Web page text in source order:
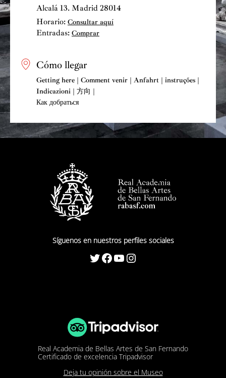
Alcalá 13. Madrid 28014
Horario: Consultar aquí
Entradas: Comprar
Cómo llegar
Getting here | Comment venir | Anfahrt | instruções |
Indicazioni | 方向 |
Как добраться
Síguenos en nuestros perfiles sociales
Twitter Facebook YouTube Instagram
Real Academia de Bellas Artes de San Fernando
Certificado de excelencia Tripadvisor
Deja tu opinión sobre el Museo